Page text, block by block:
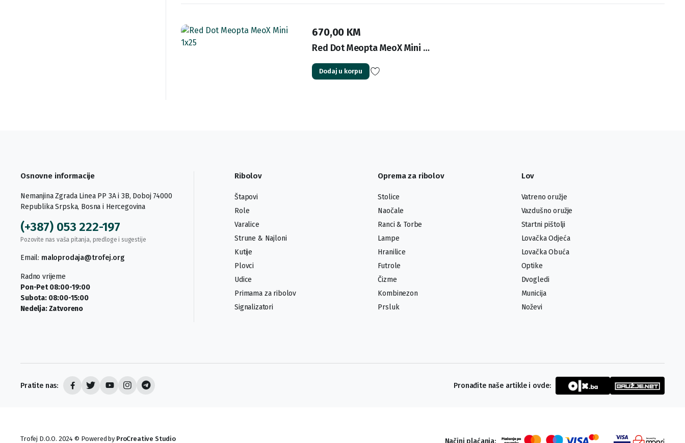
670,00 KM
Red Dot Meopta MeoX Mini …
Dodaj u korpu
Osnovne informacije
Nemanjina Zgrada Linea PP 3A i 3B, Doboj 74000
Republika Srpska, Bosna i Hercegovina
(+387) 053 222-197
Pozovite nas vaša pitanja, predloge i sugestije
Email: maloprodaja@trofej.org
Radno vrijeme
Pon-Pet 08:00-19:00
Subota: 08:00-15:00
Nedelja: Zatvoreno
Ribolov
Štapovi
Role
Varalice
Strune & Najloni
Kutije
Plovci
Udice
Primama za ribolov
Signalizatori
Oprema za ribolov
Stolice
Naočale
Ranci & Torbe
Lampe
Hranilice
Futrole
Čizme
Kombinezon
Prsluk
Lov
Vatreno oružje
Vazdušno oružje
Startni pištolji
Lovačka Odjeća
Lovačka Obuća
Optike
Dvogledi
Municija
Noževi
Pratite nas: Pronađite naše artikle i ovde:
Trofej D.O.O. 2024 © Powered by ProCreative Studio Načini plaćanja: